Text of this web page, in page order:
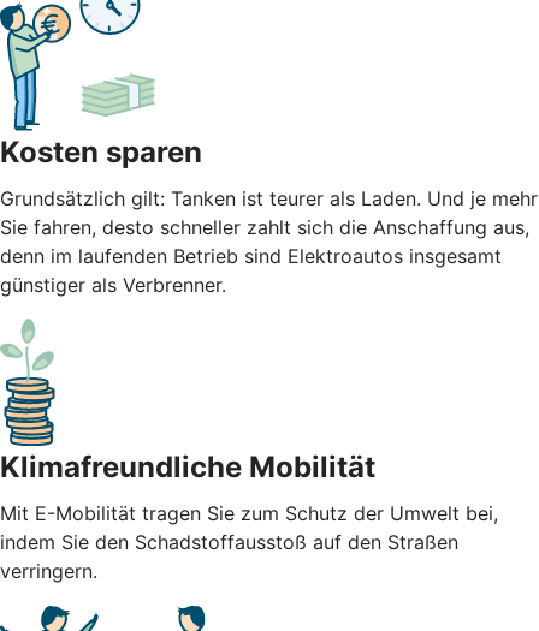
Kosten sparen
Grundsätzlich gilt: Tanken ist teurer als Laden. Und je mehr
Sie fahren, desto schneller zahlt sich die Anschaffung aus,
denn im laufenden Betrieb sind Elektroautos insgesamt
günstiger als Verbrenner.
Klimafreundliche Mobilität
Mit E-Mobilität tragen Sie zum Schutz der Umwelt bei,
indem Sie den Schadstoffausstoß auf den Straßen
verringern.